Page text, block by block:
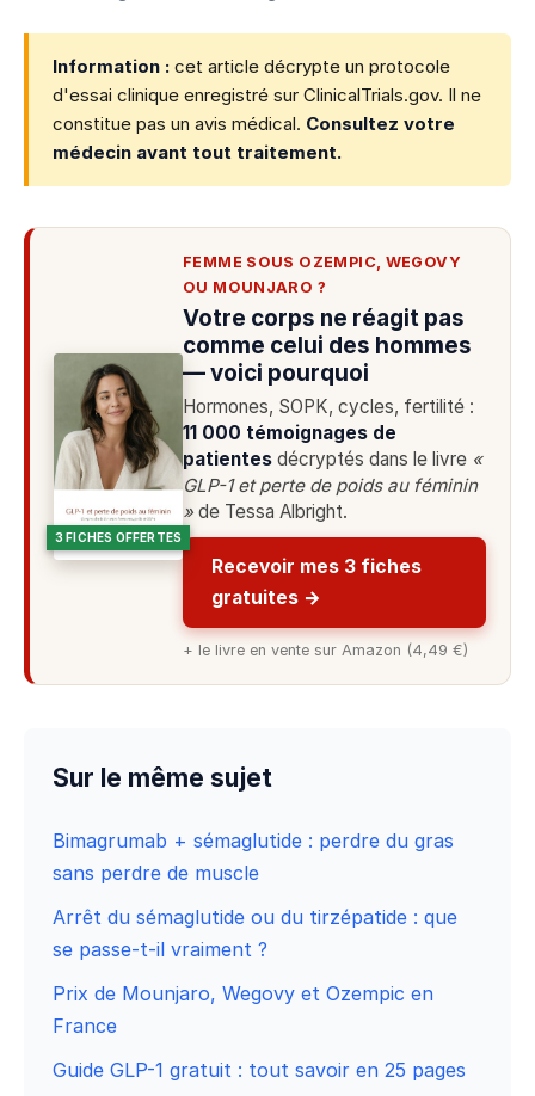
Information : cet article décrypte un protocole
d'essai clinique enregistré sur ClinicalTrials.gov. Il ne
constitue pas un avis médical. Consultez votre
médecin avant tout traitement.
3 FICHES OFFERTES
FEMME SOUS OZEMPIC, WEGOVY
OU MOUNJARO ?
Votre corps ne réagit pas
comme celui des hommes
— voici pourquoi
Hormones, SOPK, cycles, fertilité :
11 000 témoignages de
patientes décryptés dans le livre «
GLP-1 et perte de poids au féminin
» de Tessa Albright.
Recevoir mes 3 fiches
gratuites →
+ le livre en vente sur Amazon (4,49 €)
Sur le même sujet
Bimagrumab + sémaglutide : perdre du gras
sans perdre de muscle
Arrêt du sémaglutide ou du tirzépatide : que
se passe-t-il vraiment ?
Prix de Mounjaro, Wegovy et Ozempic en
France
Guide GLP-1 gratuit : tout savoir en 25 pages